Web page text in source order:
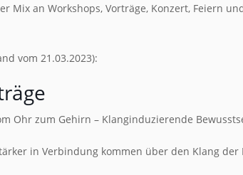
Mix an Workshops, Vorträge, Konzert, Feiern
vom 21.03.2023):
Ohr zum Gehirn – Klanginduzierende
in Verbindung kommen über den Klang der